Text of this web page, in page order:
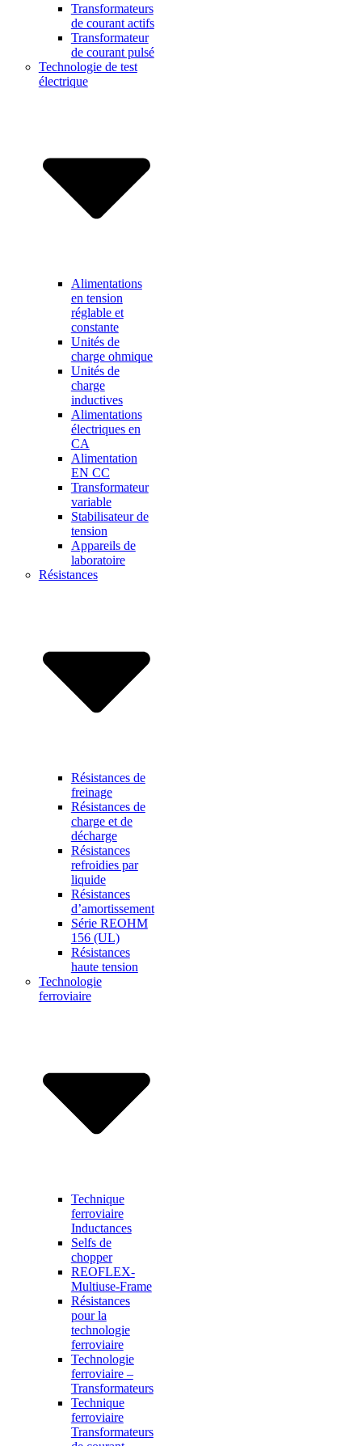
Transformateurs
de courant actifs
Transformateur
de courant pulsé
Technologie de test
électrique
Alimentations
en tension
réglable et
constante
Unités de
charge ohmique
Unités de
charge
inductives
Alimentations
électriques en
CA
Alimentation
EN CC
Transformateur
variable
Stabilisateur de
tension
Appareils de
laboratoire
Résistances
Résistances de
freinage
Résistances de
charge et de
décharge
Résistances
refroidies par
liquide
Résistances
d’amortissement
Série REOHM
156 (UL)
Résistances
haute tension
Technologie
ferroviaire
Technique
ferroviaire
Inductances
Selfs de
chopper
REOFLEX-
Multiuse-Frame
Résistances
pour la
technologie
ferroviaire
Technologie
ferroviaire –
Transformateurs
Technique
ferroviaire
Transformateurs